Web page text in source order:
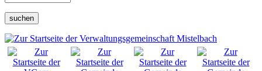
suchen